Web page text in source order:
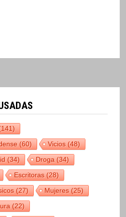
(60) Vicios(48)
(34) Droga(34)
Escritoras(28)
(27) Mujeres(25)
(22)